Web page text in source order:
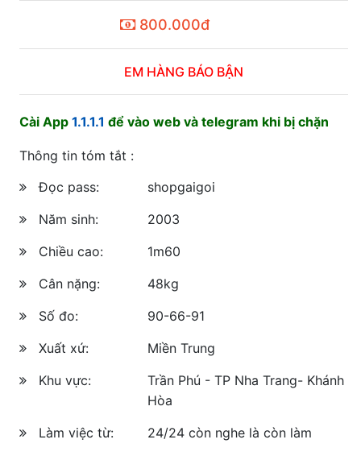
800.000đ
EM HÀNG BÁO BẬN
Cài App 1.1.1.1 để vào web và telegram khi bị chặn
Thông tin tóm tắt :
Đọc pass:
shopgaigoi
Năm sinh:
2003
Chiều cao:
1m60
Cân nặng:
48kg
Số đo:
90-66-91
Xuất xứ:
Miền Trung
Khu vực:
Trần Phú - TP Nha Trang- Khánh
Hòa
Làm việc từ:
24/24 còn nghe là còn làm